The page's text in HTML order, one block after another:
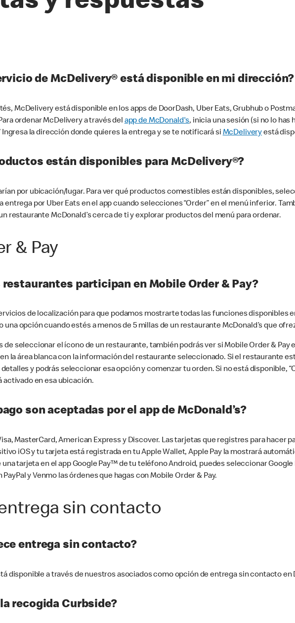
de McDelivery® está disponible en mi dirección?
McDelivery está disponible en los apps de DoorDash, Uber Eats, Grubhub o
ordenar McDelivery a través del app de McDonald's, inicia una sesión (si no lo has
Ingresa la dirección donde quieres la entrega y se te notificará si McDeliveryestá
están disponibles para McDelivery®?
por ubicación/lugar. Para ver qué productos comestibles están disponibles,
por Uber Eats en el app cuando selecciones “Order” en el menú inferior.
restaurante McDonald’s cerca de ti y explorar productos del menú para ordenar.
& Pay
restaurantes participan en Mobile Order & Pay?
de localización para que podamos mostrarte todas las funciones disponibles
una opción cuando estés a menos de 5 millas de un restaurante McDonald’s que
de seleccionar el ícono de un restaurante, también podrás ver si Mobile Order &
la área blanca con la información del restaurante seleccionado. Si el restaurante
y podrás seleccionar esa opción y comenzar tu orden. Si no está disponible,
activado en esa ubicación.
son aceptadas por el app de McDonald’s?
MasterCard, American Express y Discover. Las tarjetas que registres para hacer
iOS y tu tarjeta está registrada en tu Apple Wallet, Apple Pay la mostrará
una tarjeta en el app Google Pay™ de tu teléfono Android, puedes seleccionar
PayPal y Venmo las órdenes que hagas con Mobile Order & Pay.
sin contacto
entrega sin contacto?
disponible a través de nuestros asociados como opción de entrega sin contacto en
recogida Curbside?